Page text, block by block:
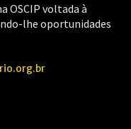
OSCIP voltada à
lhe oportunidades